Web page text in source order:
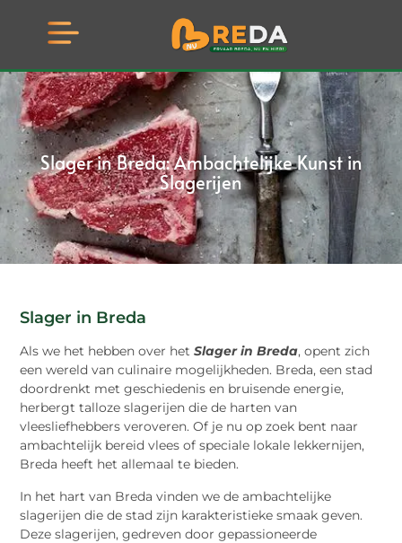
Slager in Breda: Ambachtelijke Kunst in
Slagerijen
Slager in Breda
Als we het hebben over hetSlager in Breda, opent zich
een wereld van culinaire mogelijkheden. Breda, een stad
doordrenkt met geschiedenis en bruisende energie,
herbergt talloze slagerijen die de harten van
vleesliefhebbers veroveren. Of je nu op zoek bent naar
ambachtelijk bereid vlees of speciale lokale lekkernijen,
Breda heeft het allemaal te bieden.
In het hart van Breda vinden we de ambachtelijke
slagerijen die de stad zijn karakteristieke smaak geven.
Deze slagerijen, gedreven door gepassioneerde